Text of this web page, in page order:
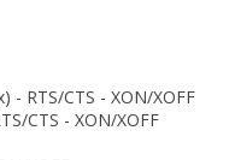
- RTS/CTS - XON/XOFF
CTS - XON/XOFF